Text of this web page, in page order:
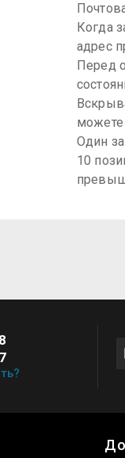
Когда
адрес
Перед
можете
Один
10